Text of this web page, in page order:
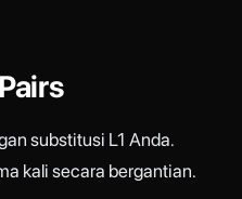
substitusi L1 Anda.
kali secara bergantian.